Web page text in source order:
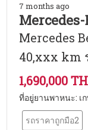
7 months ago
Mercedes-
Mercedes
40,xxx km
1,690,000
ที่อยู่ยานพาหนะ: เ
รถราคาถูกมือ2